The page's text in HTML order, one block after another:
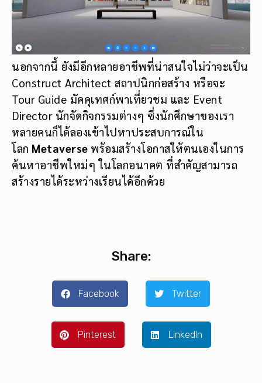
นอกจากนี้ ยังมีอีกหลายอาชีพที่น่าสนใจไม่ว่าจะเป็น
Construct Architect สถาปนิกก่อสร้าง หรือจะ
Tour Guide มัคคุเทศก์พาเที่ยวชม และ Event
Director นักจัดกิจกรรมต่างๆ ซึ่งนักศึกษาของเรา
หลายคนก็ได้ลองเข้าไปหาประสบการณ์ใน
โลก Metaverse พร้อมสร้างโอกาสให้ตนเองในการ
ค้นหาอาชีพใหม่ๆ ในโลกอนาคต ที่สำคัญสามารถ
สร้างรายได้ระหว่างเรียนได้อีกด้วย
Share:
Facebook Twitter
Pinterest LinkedIn